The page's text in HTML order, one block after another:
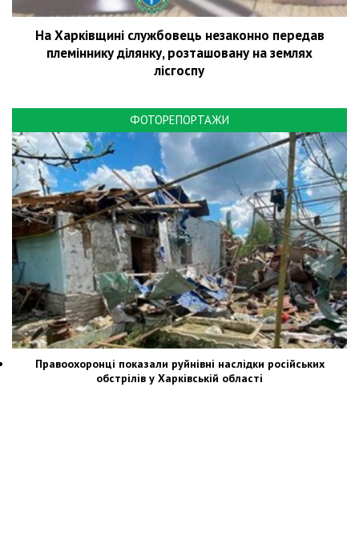
На Харківщині службовець незаконно передав
племіннику ділянку, розташовану на землях
лісгоспу
ФОТОРЕПОРТАЖИ
Правоохоронці показали руйнівні наслідки російських
обстрілів у Харківській області